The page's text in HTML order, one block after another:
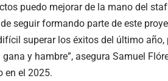
puedo mejorar de la mano del
seguir formando parte de este
superar los éxitos del último
y hambre”, asegura Samuel
en el 2025.